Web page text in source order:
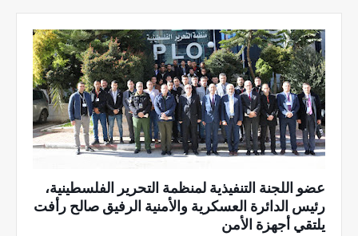
عضو اللجنة التنفيذية لمنظمة التحرير الفلسطينية،
رئيس الدائرة العسكرية والأمنية الرفيق صالح رأفت
يلتقي أجهزة الأمن